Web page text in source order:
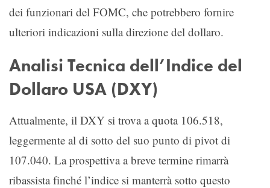
dei funzionari del FOMC, che potrebbero fornire
ulteriori indicazioni sulla direzione del dollaro.
Analisi Tecnica dell’Indice del
Dollaro USA (DXY)
Attualmente, il DXY si trova a quota 106.518,
leggermente al di sotto del suo punto di pivot di
107.040. La prospettiva a breve termine rimarrà
ribassista finché l’indice si manterrà sotto questo